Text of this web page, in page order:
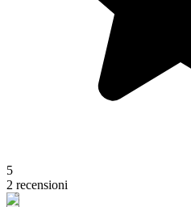
5
2 recensioni